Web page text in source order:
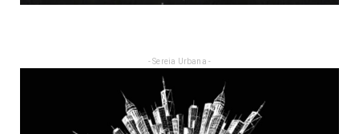
- Sereia Urbana -